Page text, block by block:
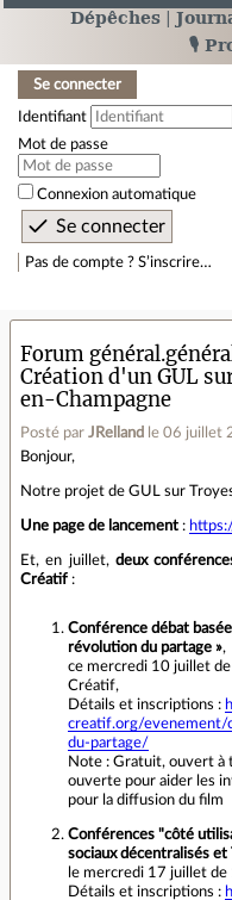
Dépêches
🎙️
Se connecter
Identifiant
Mot de passe
Connexion automatique
Pas de compte ? S’inscrire…
Forum
Création d'un GUL
en-Champagne
Posté par JRelland le 06 juillet
Bonjour,
Notre projet de GUL sur
Une page de lancement :
Et, en juillet, deux
Créatif :
Conférence débat
révolution du partage »,
ce mercredi 10 juillet
Créatif,
Détails et inscriptions :
creatif.org/evenement/
du-partage/
Note : Gratuit, ouvert à
ouverte pour aider les
pour la diffusion du film
Conférences "côté
sociaux décentralisés et
le mercredi 17 juillet
Détails et inscriptions :